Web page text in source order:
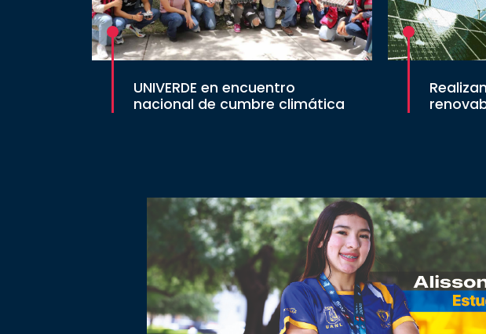
UNIVERDE en encuentro
nacional de cumbre climática